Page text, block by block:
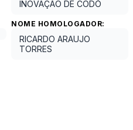
INOVAÇÃO DE CODÓ
NOME HOMOLOGADOR:
RICARDO ARAUJO
TORRES